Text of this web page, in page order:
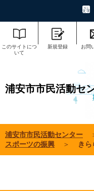
このサイトにつ
いて
新規登録 お問
浦安市市民活動セ
浦安市市民活動センター
スポーツの振興
＞ き